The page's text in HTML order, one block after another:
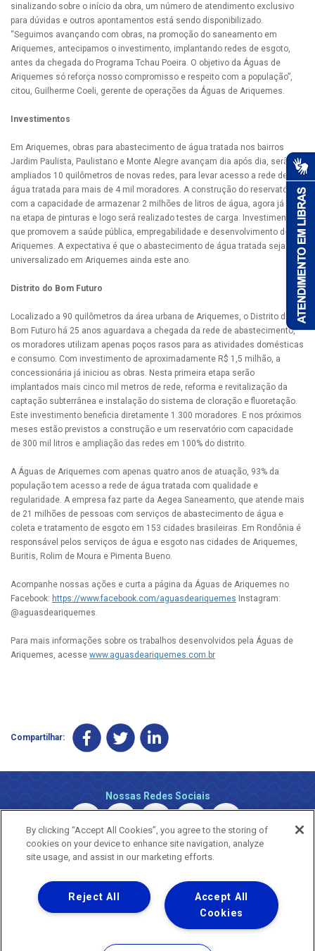
sinalizando sobre o início da obra, um número de atendimento exclusivo
para dúvidas e outros apontamentos está sendo disponibilizado.
“Seguimos avançando com obras, na promoção do saneamento em
Ariquemes, antecipamos o investimento, implantando redes de esgoto,
antes da chegada do Programa Tchau Poeira. O objetivo da Águas de
Ariquemes só reforça nosso compromisso e respeito com a população”,
citou, Guilherme Coeli, gerente de operações da Águas de Ariquemes.
Investimentos
Em Ariquemes, obras para abastecimento de água tratada nos bairros
Jardim Paulista, Paulistano e Monte Alegre avançam dia após dia, serão
ampliados 10 quilômetros de novas redes, para levar acesso a rede de
água tratada para mais de 4 mil moradores. A construção do reservatório
com a capacidade de armazenar 2 milhões de litros de água, agora já está
na etapa de pinturas e logo será realizado testes de carga. Investimentos
que promovem a saúde pública, empregabilidade e desenvolvimento de
Ariquemes. A expectativa é que o abastecimento de água tratada seja
universalizado em Ariquemes ainda este ano.
Distrito do Bom Futuro
Localizado a 90 quilômetros da área urbana de Ariquemes, o Distrito de
Bom Futuro há 25 anos aguardava a chegada da rede de abastecimento,
os moradores utilizam apenas poços rasos para as atividades domésticas
e consumo. Com investimento de aproximadamente R$ 1,5 milhão, a
concessionária já iniciou as obras. Nesta primeira etapa serão
implantados mais cinco mil metros de rede, reforma e revitalização da
captação subterrânea e instalação do sistema de cloração e fluoretação.
Este investimento beneficia diretamente 1.300 moradores. E nos próximos
meses estão previstos a construção e um reservatório com capacidade
de 300 mil litros e ampliação das redes em 100% do distrito.
A Águas de Ariquemes com apenas quatro anos de atuação, 93% da
população tem acesso a rede de água tratada com qualidade e
regularidade. A empresa faz parte da Aegea Saneamento, que atende mais
de 21 milhões de pessoas com serviços de abastecimento de água e
coleta e tratamento de esgoto em 153 cidades brasileiras. Em Rondônia é
responsável pelos serviços de água e esgoto nas cidades de Ariquemes,
Buritis, Rolim de Moura e Pimenta Bueno.
Acompanhe nossas ações e curta a página da Águas de Ariquemes no
Facebook: https://www.facebook.com/aguasdeariquemes Instagram:
@aguasdeariquemes.
Para mais informações sobre os trabalhos desenvolvidos pela Águas de
Ariquemes, acesse www.aguasdeariquemes.com.br
Compartilhar:
Nossas Redes Sociais
Copyright © 2026 - Todos os Direitos Reservados.
Nossa natureza movimenta a vida
By clicking “Accept All Cookies”, you agree to the storing of
cookies on your device to enhance site navigation, analyze
site usage, and assist in our marketing efforts.
Accept All
Cookies
Reject All